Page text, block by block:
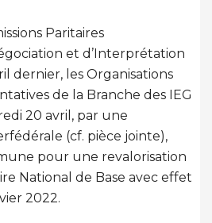
Paritaires
et d’Interprétation
dernier, les Organisations
de la Branche des IEG
20 avril, par une
(cf. pièce jointe),
pour une revalorisation
National de Base avec effet
2022.